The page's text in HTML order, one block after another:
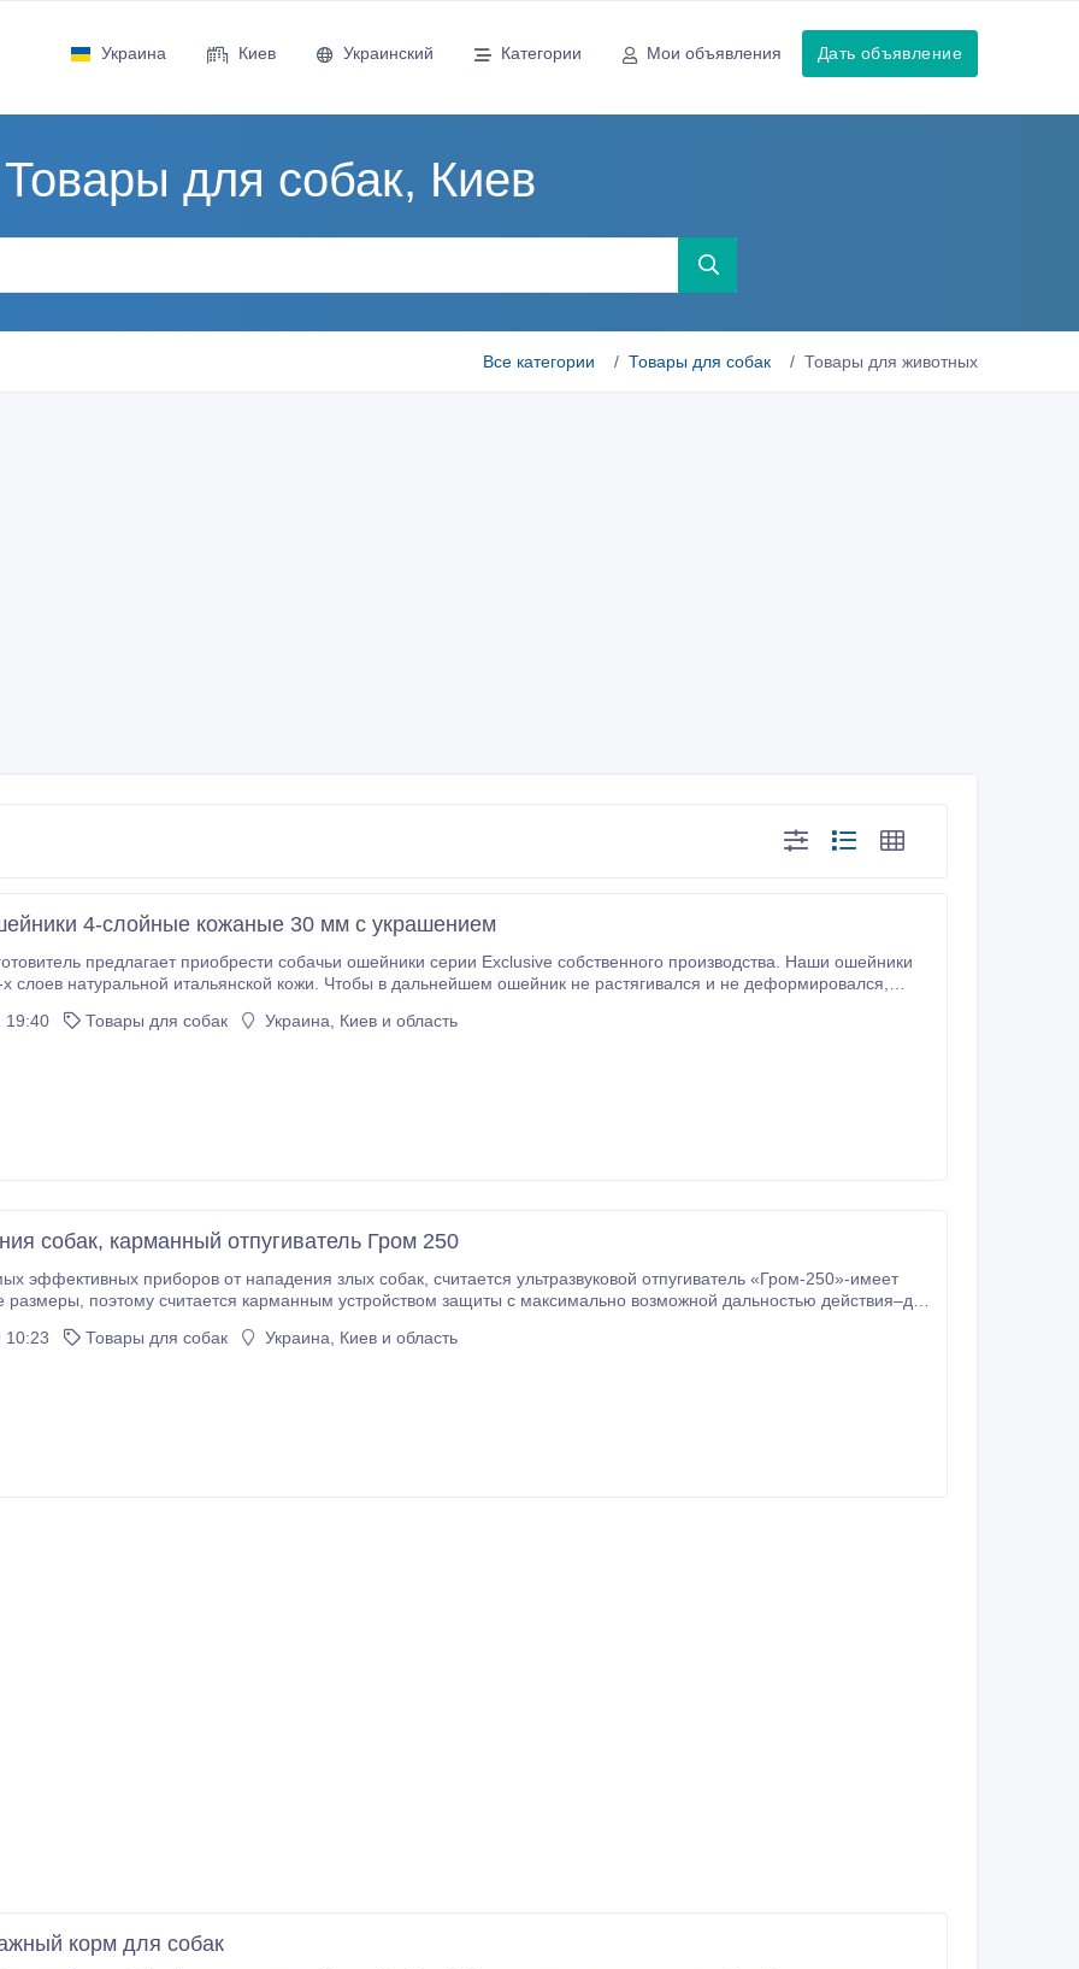
Украина Киев Украинский Категории Мои объявления Дать объявление
Товары для собак, Киев
Все категории Товары для собак Товары для животных
4-слойные кожаные 30 мм с украшением
предлагает приобрести собачьи ошейники серии Exclusive собственного производства. Наши ошейники
слоев натуральной итальянской кожи. Чтобы в дальнейшем ошейник не растягивался и не деформировался,
19:40
Товары для собак Украина, Киев и область
собак, карманный отпугиватель Гром 250
эффективных приборов от нападения злых собак, считается ультразвуковой отпугиватель «Гром-250»-имеет
поэтому считается карманным устройством защиты с максимально возможной дальностью действия–до
10:23
Товары для собак Украина, Киев и область
корм для собак